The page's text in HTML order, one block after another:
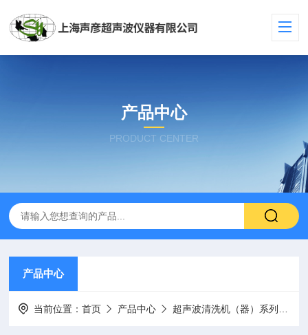
产品中心
PRODUCT CENTER
产品中心
当前位置：首页 产品中心 超声波清洗机（器）系列